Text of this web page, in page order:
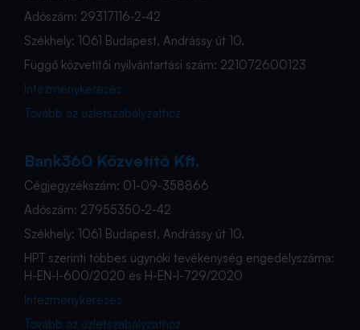
Adószám: 29317116-2-42
Székhely: 1061 Budapest, Andrássy út 10.
Függő közvetítői nyilvántartási szám: 221072600123
Intézménykeresés
Tovább az üzletszabályzathoz
Bank360 Közvetítő Kft.
Cégjegyzékszám: 01-09-358866
Adószám: 27955350-2-42
Székhely: 1061 Budapest, Andrássy út 10.
HPT szerinti többes ügynöki tevékenység engedélyszáma:
H-EN-I-600/2020 és H-EN-I-729/2020
Intézménykeresés
Tovább az üzletszabályzathoz